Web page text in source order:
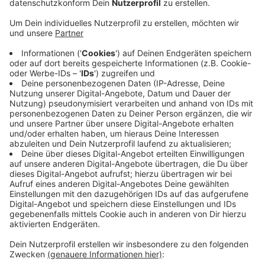
Anzeige
Das kam überraschend - denn zuvor hatte die Polizei
bekanntgegeben, dass der 26-Jährige die Taten schon
vollumfänglich gestanden habe. Der Verteidiger des
Angeklagten betonte vor Gericht, dass dieses
Geständnis nicht verwendet werden könne - denn er
sei damals irreführend über seine Rechte belehrt
worden. Dem jungen Mann werden über 40 Brände
zusammen mit einem mittlerweile verstorbenen
Komplizen vorgeworfen. Vor Gericht räumte er davon
nur vier ein. Anfang Oktober wird weiter verhandelt, ein
Urteil wird dann im November erwartet.